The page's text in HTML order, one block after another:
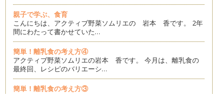
親子で学ぶ、食育
こんにちは、アクティブ野菜ソムリエの 岩本 香です。 2年
間にわたって書かせていた…
簡単！離乳食の考え方④
アクティブ野菜ソムリエの岩本 香です。 今月は、離乳食の
最終回、レシピのバリエーシ…
簡単！離乳食の考え方③